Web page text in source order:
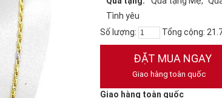
Tình yêu
Số lượng:
Tổng cộng:
ĐẶT MUA NGAY
Giao hàng toàn quốc
Giao hàng toàn quốc